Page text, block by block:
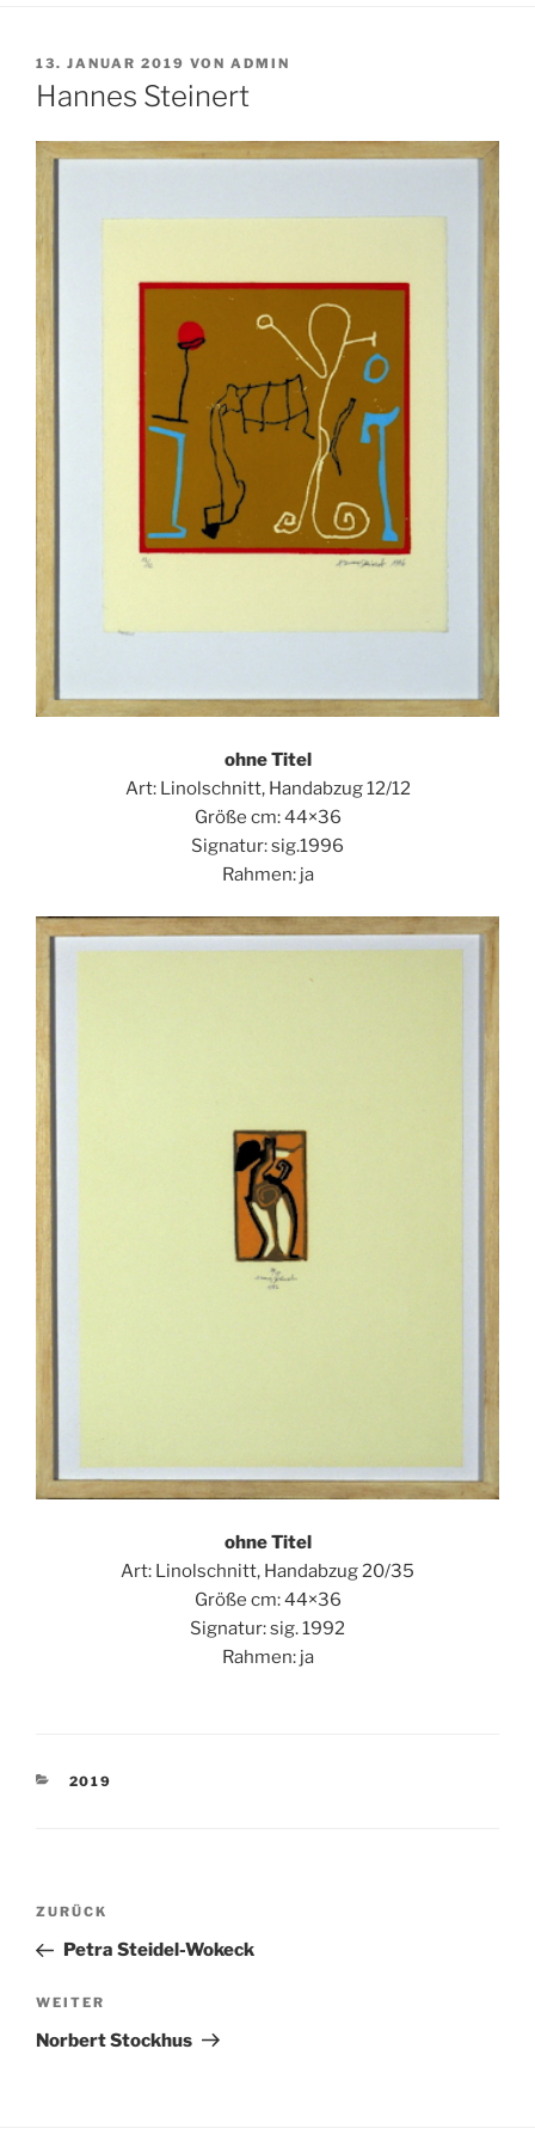
VERÖFFENTLICHT
AM
13. JANUAR 2019 VON ADMIN
Hannes Steinert
ohne Titel
Art: Linolschnitt, Handabzug 12/12
Größe cm: 44×36
Signatur: sig.1996
Rahmen: ja
ohne Titel
Art: Linolschnitt, Handabzug 20/35
Größe cm: 44×36
Signatur: sig. 1992
Rahmen: ja
KATEGORIEN
2019
Beitragsnavigation
Vorheriger
Beitrag
ZURÜCK
Petra Steidel-Wokeck
Nächster
Beitrag
WEITER
Norbert Stockhus